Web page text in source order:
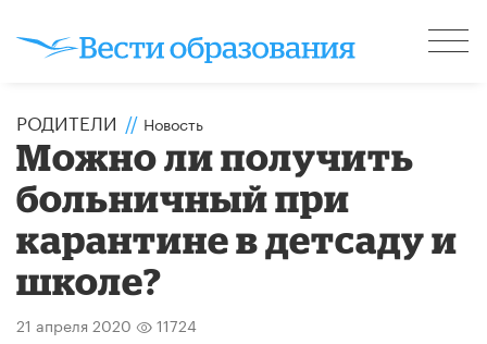
РОДИТЕЛИ // Новость
Можно ли получить
больничный при
карантине в детсаду и
школе?
21 апреля 2020 11724